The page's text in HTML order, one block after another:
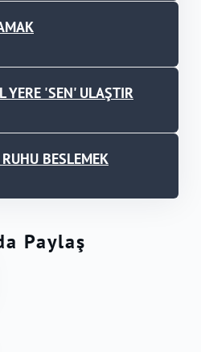
YERE 'SEN' ULAŞTIR
BESLEMEK
Paylaş